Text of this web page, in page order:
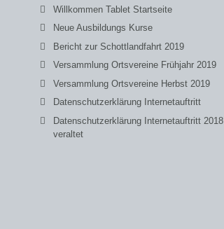
Willkommen Tablet Startseite
Neue Ausbildungs Kurse
Bericht zur Schottlandfahrt 2019
Versammlung Ortsvereine Frühjahr 2019
Versammlung Ortsvereine Herbst 2019
Datenschutzerklärung Internetauftritt
Datenschutzerklärung Internetauftritt 2018
veraltet